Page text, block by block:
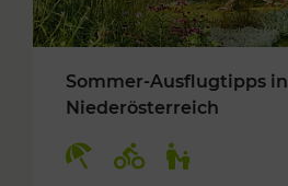
Sommer-Ausflugtipps in
Niederösterreich